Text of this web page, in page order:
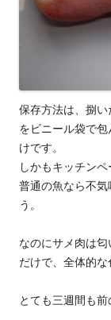
保存方法は、捌
をビニール袋で
けです。
しかもキッチン
普通の魚なら不
う。
なのにサメ肉は
だけで、全体的な
とても三週間も前